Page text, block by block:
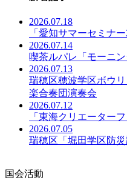
2026.07.18
「愛知サマーセミナ
2026.07.14
喫茶ルパレ「モーニン
2026.07.13
瑞穂区穂波学区ボウ
楽合奏団演奏会
2026.07.12
「東海クリエーター
2026.07.05
瑞穂区「堀田学区防災
国会活動